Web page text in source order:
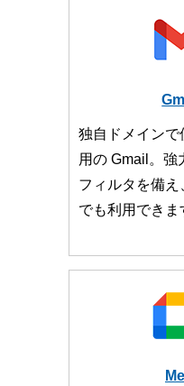
独自ドメイン
用の Gmail。強
フィルタを備
でも利用できま